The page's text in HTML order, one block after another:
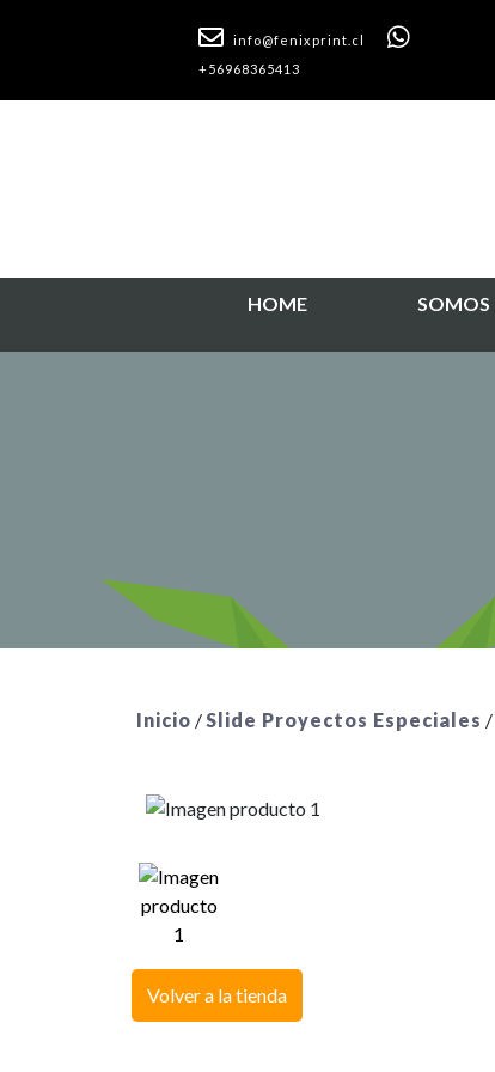
info@fenixprint.cl
+56968365413
HOME SOMOS
Inicio /Slide Proyectos Especiales /
Volver a la tienda